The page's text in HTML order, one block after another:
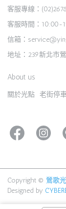
客服專線：
客服時間：10:00-
信箱：
地址：239新北市
About us
關於光點 老街停
Copyright © 鶯歌
Designed by